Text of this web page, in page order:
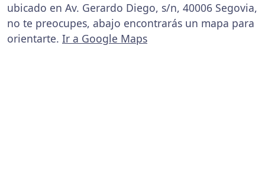
ubicado en Av. Gerardo Diego, s/n, 40006 Segovia,
no te preocupes, abajo encontrarás un mapa para
orientarte. Ir a Google Maps